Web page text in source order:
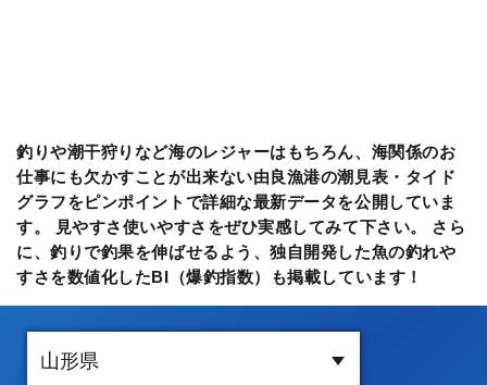
釣りや潮干狩りなど海のレジャーはもちろん、海関係のお
仕事にも欠かすことが出来ない由良漁港の潮見表・タイド
グラフをピンポイントで詳細な最新データを公開していま
す。 見やすさ使いやすさをぜひ実感してみて下さい。 さら
に、釣りで釣果を伸ばせるよう、独自開発した魚の釣れや
すさを数値化したBI（爆釣指数）も掲載しています！